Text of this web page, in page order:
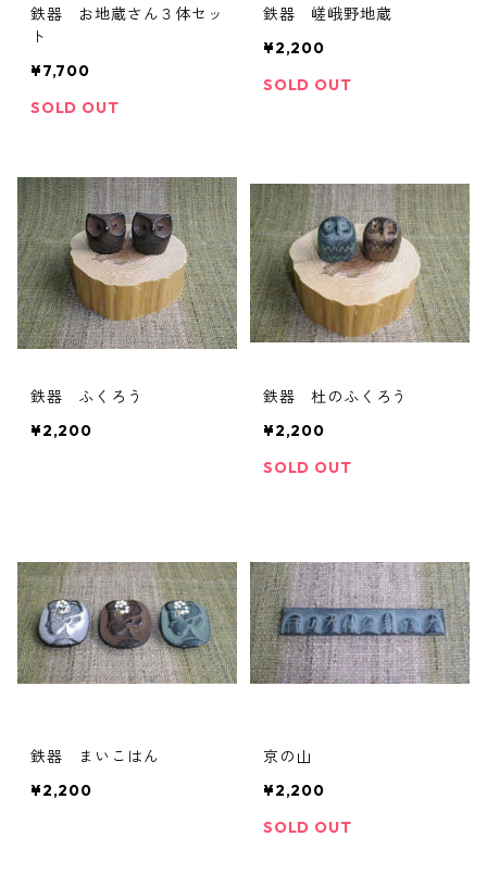
鉄器 お地蔵さん３体セッ
ト
¥7,700
SOLD OUT
鉄器 嵯峨野地蔵
¥2,200
SOLD OUT
鉄器 ふくろう
¥2,200
鉄器 杜のふくろう
¥2,200
SOLD OUT
鉄器 まいこはん
¥2,200
京の山
¥2,200
SOLD OUT